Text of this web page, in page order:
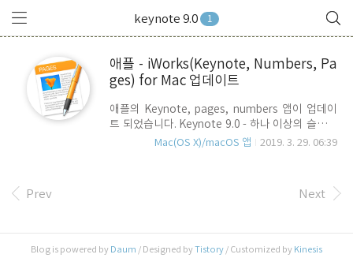
keynote 9.0 1
애플 - iWorks(Keynote, Numbers, Pa
ges) for Mac 업데이트
애플의 Keynote, pages, numbers 앱이 업데이
트 되었습니다. Keynote 9.0 - 하나 이상의 슬라이
드를 Animated GIF로 생성 및 공유. - 사용자 정의
의 종횡비를 사용하여 슬라이드 시, 발표자 모니터
에서 도 깔끔하게 표시되도록 개선. - 프레젠테이션
어에 대한 세로 입력 가능. Numbers 6.0 - 스마트
카테고리 성능 및 사용자 편의성 햐상. - 사용자 정
Mac(OS X)/macOS 앱 2019. 3. 29. 06:39
Prev Next
Blog is powered by Daum / Designed byTistory / Customized by Kinesis